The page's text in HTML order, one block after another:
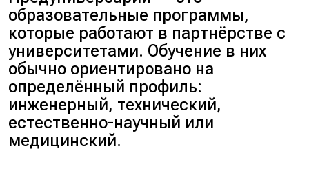
образовательные программы,
которые работают в партнёрстве с
университетами. Обучение в них
обычно ориентировано на
определённый профиль:
инженерный, технический,
естественно-научный или
медицинский.